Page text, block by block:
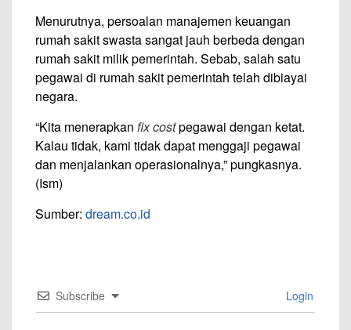
Menurutnya, persoalan manajemen keuangan
rumah sakit swasta sangat jauh berbeda dengan
rumah sakit milik pemerintah. Sebab, salah satu
pegawai di rumah sakit pemerintah telah dibiayai
negara.
“Kita menerapkan fix costpegawai dengan ketat.
Kalau tidak, kami tidak dapat menggaji pegawai
dan menjalankan operasionalnya,” pungkasnya.
(Ism)
Sumber: dream.co.id
Subscribe Login